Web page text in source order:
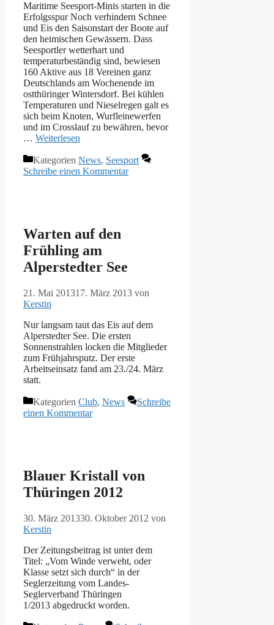
Maritime Seesport-Minis starten in die
Erfolgsspur Noch verhindern Schnee
und Eis den Saisonstart der Boote auf
den heimischen Gewässern. Dass
Seesportler wetterhart und
temperaturbeständig sind, bewiesen
160 Aktive aus 18 Vereinen ganz
Deutschlands am Wochenende im
ostthüringer Wintersdorf. Bei kühlen
Temperaturen und Nieselregen galt es
sich beim Knoten, Wurfleinewerfen
und im Crosslauf zu bewähren, bevor
… Weiterlesen
Kategorien News, Seesport
Schreibe einen Kommentar
Warten auf den
Frühling am
Alperstedter See
21. Mai 201317. März 2013 von
Kerstin
Nur langsam taut das Eis auf dem
Alperstedter See. Die ersten
Sonnenstrahlen locken die Mitglieder
zum Frühjahrsputz. Der erste
Arbeitseinsatz fand am 23./24. März
statt.
Kategorien Club, News
Schreibe
einen Kommentar
Blauer Kristall von
Thüringen 2012
30. März 201330. Oktober 2012 von
Kerstin
Der Zeitungsbeitrag ist unter dem
Titel: „Vom Winde verweht, oder
Klasse setzt sich durch“ in der
Seglerzeitung vom Landes-
Seglerverband Thüringen
1/2013 abgedruckt worden.